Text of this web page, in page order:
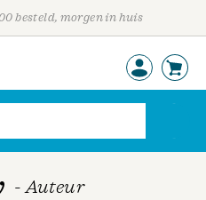
besteld, morgen in huis
- Auteur